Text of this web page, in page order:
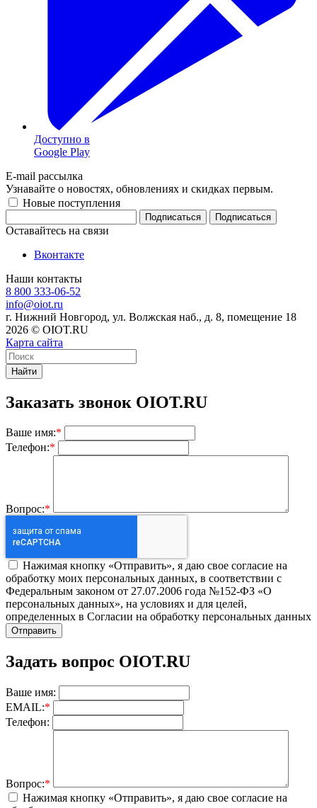
Доступно в
Google Play
E-mail рассылка
Узнавайте о новостях, обновлениях и скидках первым.
Новые поступления
Подписаться
Оставайтесь на связи
Вконтакте
Наши контакты
8 800 333-06-52
info@oiot.ru
г. Нижний Новгород, ул. Волжская наб., д. 8, помещение 18
2026 © OIOT.RU
Карта сайта
Найти
Заказать звонок OIOT.RU
Ваше имя:*
Телефон:*
Вопрос:*
Нажимая кнопку «Отправить», я даю свое согласие на
обработку моих персональных данных, в соответствии с
Федеральным законом от 27.07.2006 года №152-ФЗ «О
персональных данных», на условиях и для целей,
определенных в Согласии на обработку персональных данных
Задать вопрос OIOT.RU
Ваше имя:
EMAIL:*
Телефон:
Вопрос:*
Нажимая кнопку «Отправить», я даю свое согласие на